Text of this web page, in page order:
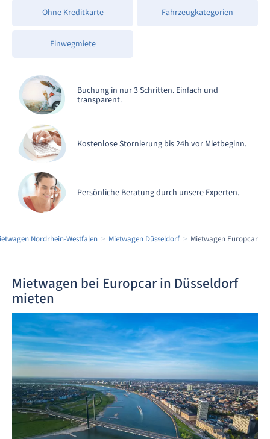
Ohne Kreditkarte Fahrzeugkategorien
Einwegmiete
Buchung in nur 3 Schritten. Einfach und
transparent.
Kostenlose Stornierung bis 24h vor Mietbeginn.
Persönliche Beratung durch unsere Experten.
Nordrhein-Westfalen Mietwagen Düsseldorf Mietwagen Europcar
Mietwagen bei Europcar in Düsseldorf
mieten